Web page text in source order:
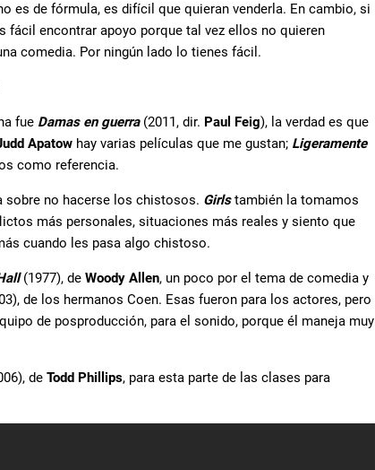
es de fórmula, es difícil que quieran venderla. En cambio, si
encontrar apoyo porque tal vez ellos no quieren
comedia. Por ningún lado lo tienes fácil.
fue Damas en guerra(2011, dir. Paul Feig), la verdad es que
Apatow hay varias películas que me gustan; Ligeramente
como referencia.
no hacerse los chistosos. Girlstambién la tomamos
más personales, situaciones más reales y siento que
cuando les pasa algo chistoso.
(1977), de Woody Allen, un poco por el tema de comedia y
de los hermanos Coen. Esas fueron para los actores, pero
de posproducción, para el sonido, porque él maneja muy
de Todd Phillips, para esta parte de las clases para